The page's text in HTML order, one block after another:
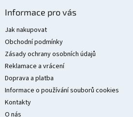
Informace pro vás
Jak nakupovat
Obchodní podmínky
Zásady ochrany osobních údajů
Reklamace a vrácení
Doprava a platba
Informace o používání souborů cookies
Kontakty
O nás